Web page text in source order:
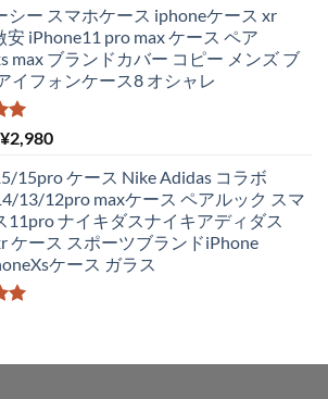
し
の
価
格
は
で
シー スマホケース iphoneケース xr
安 iPhone11 pro max ケース ペア
max ブランドカバー コピー メンズ ブ
イフォンケース8 オシャレ
価
元
で
¥2,980現
の
価
格
は
¥2,980
15pro ケース Nike Adidas コラボ
13/12pro maxケース ペアルック スマ
11pro ナイキダスナイキアディダス
ケース スポーツブランドiPhone
ケース ガラス